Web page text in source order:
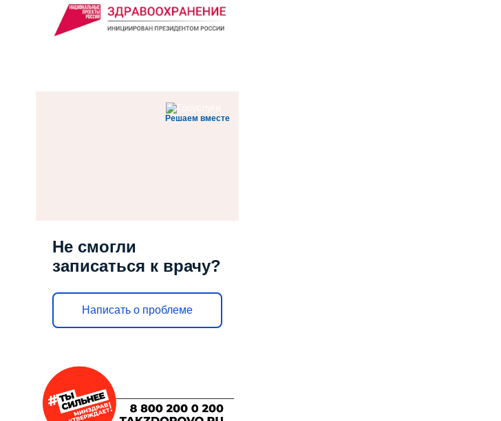
Решаем вместе
Не смогли
записаться к врачу?
Написать о проблеме